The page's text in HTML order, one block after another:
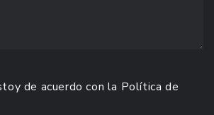
de acuerdo con la Política de